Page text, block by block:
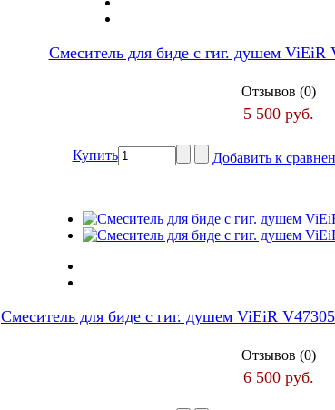
Cмеситель для биде с гиг. душем
Отзывов (0)
5 500 руб.
Купить
Добавить к
Cмеситель для биде с гиг. душем ViEiR
Отзывов (0)
6 500 руб.